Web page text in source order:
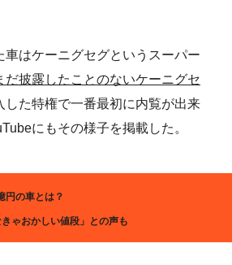
車はケーニグセグというスーパー
だ披露したことのないケーニグセ
した特権で一番最初に内覧が出来
にもその様子を掲載した。
円の車とは？
ゃおかしい値段」との声も